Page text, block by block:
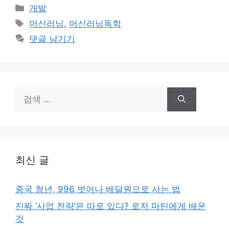
카
테
고
리
개발
태
그
머신러닝 , 머신러닝독학
댓글 남기기
색:
최신 글
중국 청년, 996 벗어나 배달원으로 사는 법
진짜 ‘사업 전략’은 따로 있다? 로저 마틴에게 배운
것